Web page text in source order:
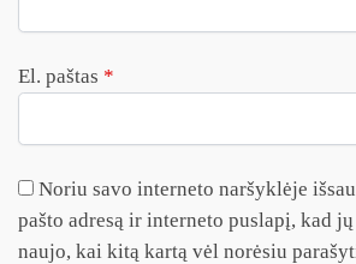
El. paštas *
Noriu savo interneto naršyklėje
pašto adresą ir interneto puslapį, kad
naujo, kai kitą kartą vėl norėsiu